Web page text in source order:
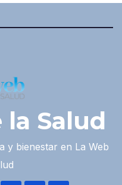
la Salud
y bienestar en La Web